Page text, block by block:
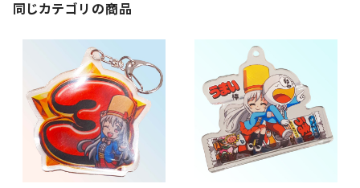
同じカテゴリの商品